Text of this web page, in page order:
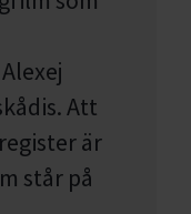
Att
är
står på